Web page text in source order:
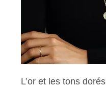
L’or et les tons dorés